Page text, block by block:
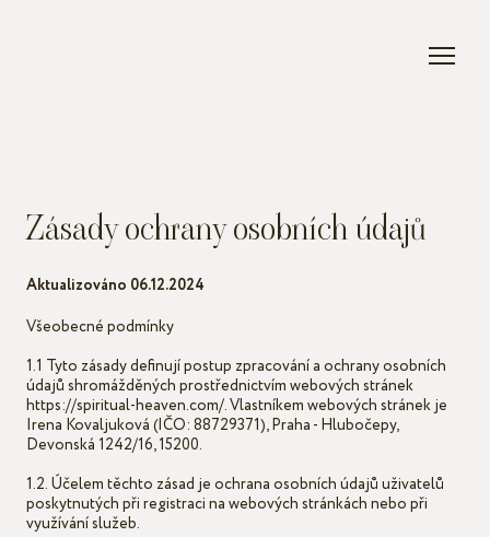
Zásady ochrany osobních údajů
Aktualizováno 06.12.2024
Všeobecné podmínky
1.1 Tyto zásady definují postup zpracování a ochrany osobních
údajů shromážděných prostřednictvím webových stránek
https://spiritual-heaven.com/. Vlastníkem webových stránek je
Irena Kovaljuková (IČO: 88729371), Praha - Hlubočepy,
Devonská 1242/16, 15200.
1.2. Účelem těchto zásad je ochrana osobních údajů uživatelů
poskytnutých při registraci na webových stránkách nebo při
využívání služeb.